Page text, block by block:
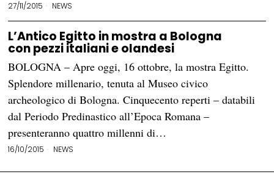
27/11/2015 NEWS
L’Antico Egitto in mostra a Bologna
con pezzi italiani e olandesi
BOLOGNA – Apre oggi, 16 ottobre, la mostra Egitto.
Splendore millenario, tenuta al Museo civico
archeologico di Bologna. Cinquecento reperti – databili
dal Periodo Predinastico all’Epoca Romana –
presenteranno quattro millenni di…
16/10/2015 NEWS